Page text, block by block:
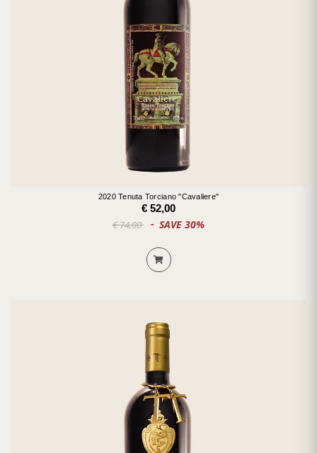
2020 Tenuta Torciano "Cavaliere"
€ 52,00
€ 74,00 SAVE 30%